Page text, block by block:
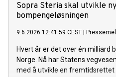
Sopra Steria skal utvikle
bompengeløsningen
9.6.2026 12:41:59 CEST |
Hvert år er det over én milliard
Norge. Nå har Statens
med å utvikle en fremtidsrettet